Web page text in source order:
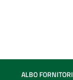
ALBO FORNITORI